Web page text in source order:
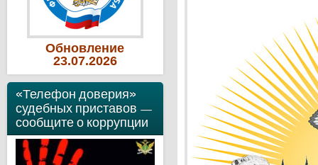
Обновление
23.07.2026
«Телефон доверия»
судебных приставов —
сообщите о коррупции